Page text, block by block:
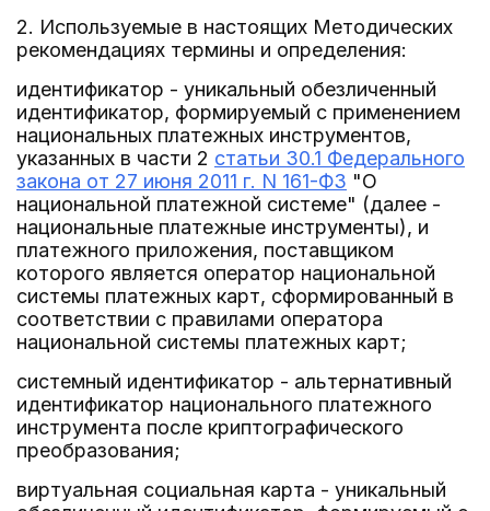
2. Используемые в настоящих Методических
рекомендациях термины и определения:
идентификатор - уникальный обезличенный
идентификатор, формируемый с применением
национальных платежных инструментов,
указанных в части 2 статьи 30.1 Федерального
закона от 27 июня 2011 г. N 161-ФЗ "О
национальной платежной системе" (далее -
национальные платежные инструменты), и
платежного приложения, поставщиком
которого является оператор национальной
системы платежных карт, сформированный в
соответствии с правилами оператора
национальной системы платежных карт;
системный идентификатор - альтернативный
идентификатор национального платежного
инструмента после криптографического
преобразования;
виртуальная социальная карта - уникальный